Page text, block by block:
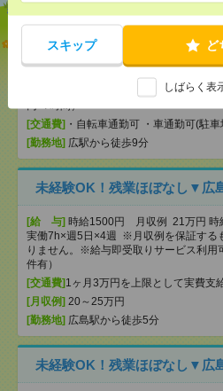
スキップ ど
しばらく表
【単発】呉市広／8／8・9・22
ラーでの受付・1日でもＯＫ[派
時給1300円 ・日額：9,100円（
[交通費] ・自転車通勤可 ・車通勤可(駐
[勤務地] 広駅から徒歩9分
未経験OK！残業ほぼなし▼広
[給 与] 時給1500円 月収例 21万円 時
実働7h×週5日×4週 ※月収例を保証する
りません。※給与即受取りサービス利用
件有）
[交通費]1ヶ月3万円を上限として実費支
[月収例] 20～25万円
[勤務地] 広島駅から徒歩5分
未経験OK！残業ほぼなし▼広